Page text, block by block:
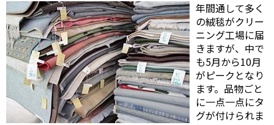
年間通して多く
の絨毯がクリー
ニング工場に届
きますが、中で
も5月から10月
がピークとなり
ます。品物ごと
に一点一点にタ
グが付けられま